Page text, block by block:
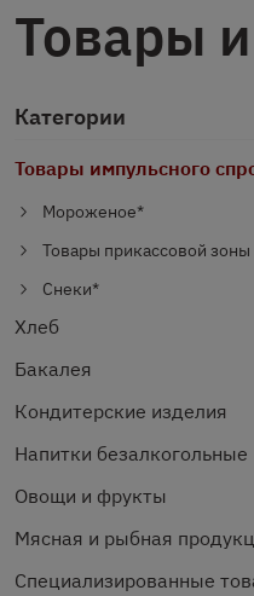
Товары
Категории
Товары импульсного
Мороженое*
Товары прикассовой зоны
Снеки*
Хлеб
Бакалея
Кондитерские изделия
Напитки безалкогольные
Овощи и фрукты
Мясная и рыбная
Специализированные